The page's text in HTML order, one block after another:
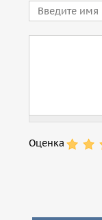
Имя
Оценка